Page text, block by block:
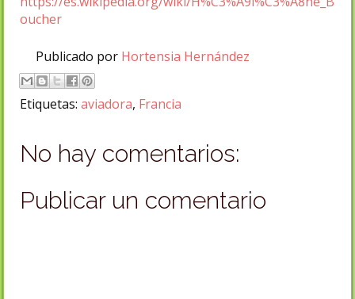
oucher
Publicado por Hortensia Hernández
Etiquetas: aviadora, Francia
No hay comentarios:
Publicar un comentario